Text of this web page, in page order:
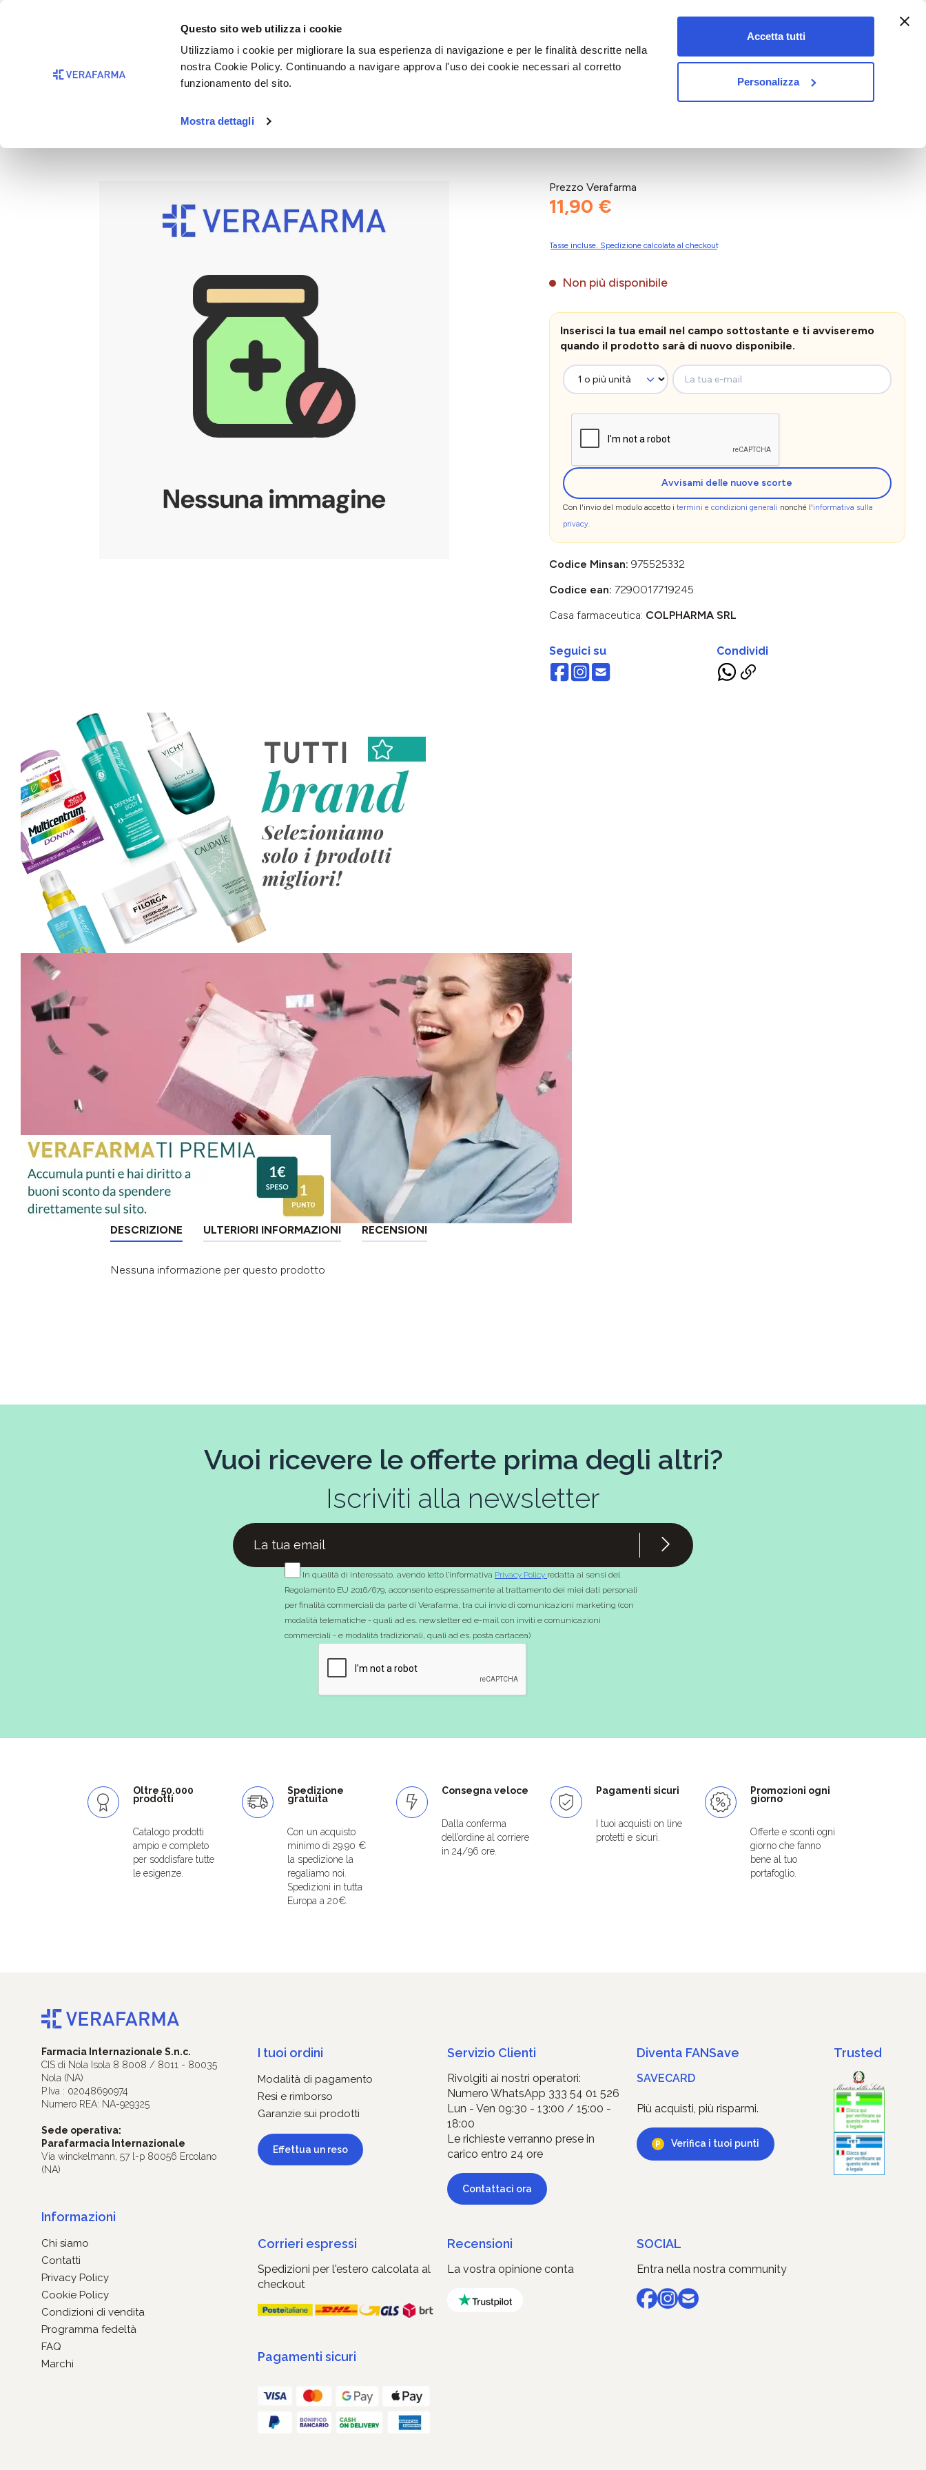
Questo sito web utilizza i cookie
Utilizziamo i cookie per migliorare la sua esperienza di navigazione e per le finalità descritte nella
nostra Cookie Policy. Continuando a navigare approva l'uso dei cookie necessari al corretto
funzionamento del sito.
Mostra dettagli
Accetta tutti
Personalizza
Passa alla navigazione principale
vet&pet
J BIMBI 2SUCCH BH 0-6M TR/ROSA
Prezzo Verafarma
11,90 €
Tasse incluse. Spedizione calcolata al checkout
Non più disponibile
Inserisci la tua email nel campo sottostante e ti avviseremo
quando il prodotto sarà di nuovo disponibile.
La tua e-mail
Avvisami delle nuove scorte
Con l'invio del modulo accetto i termini e condizioni generali nonché l'informativa sulla
privacy.
Codice Minsan: 975525332
Codice ean: 7290017719245
Casa farmaceutica: COLPHARMA SRL
Seguici su Condividi
DESCRIZIONE ULTERIORI INFORMAZIONI RECENSIONI
Nessuna informazione per questo prodotto
Vuoi ricevere le offerte prima degli altri?
Iscriviti alla newsletter
In qualità di interessato, avendo letto l’informativa Privacy Policy redatta ai sensi del
Regolamento EU 2016/679, acconsento espressamente al trattamento dei miei dati personali
per finalità commerciali da parte di Verafarma, tra cui invio di comunicazioni marketing (con
modalità telematiche - quali ad es. newsletter ed e-mail con inviti e comunicazioni
commerciali - e modalità tradizionali, quali ad es. posta cartacea)
Oltre 50.000
prodotti
Catalogo prodotti
ampio e completo
per soddisfare tutte
le esigenze.
Spedizione
gratuita
Con un acquisto
minimo di 29.90 €
la spedizione la
regaliamo noi.
Spedizioni in tutta
Europa a 20€.
Consegna veloce
Dalla conferma
dell’ordine al corriere
in 24/96 ore.
Pagamenti sicuri
I tuoi acquisti on line
protetti e sicuri.
Promozioni ogni
giorno
Offerte e sconti ogni
giorno che fanno
bene al tuo
portafoglio.
Farmacia Internazionale S.n.c.
CIS di Nola Isola 8 8008 / 8011 - 80035
Nola (NA)
P.Iva : 02048690974
Numero REA: NA-929325
Sede operativa:
Parafarmacia Internazionale
Via winckelmann, 57 l-p 80056 Ercolano
(NA)
Informazioni
Chi siamo
Contatti
Privacy Policy
Cookie Policy
Condizioni di vendita
Programma fedeltà
FAQ
Marchi
I tuoi ordini
Modalità di pagamento
Resi e rimborso
Garanzie sui prodotti
Effettua un reso
Servizio Clienti
Rivolgiti ai nostri operatori:
Numero WhatsApp 333 54 01 526
Lun - Ven 09:30 - 13:00 / 15:00 -
18:00
Le richieste verranno prese in
carico entro 24 ore
Contattaci ora
Diventa FANSave
SAVECARD
Più acquisti, più risparmi.
Verifica i tuoi punti
Corrieri espressi
Spedizioni per l'estero calcolata al
checkout
Recensioni
La vostra opinione conta
SOCIAL
Entra nella nostra community
Pagamenti sicuri
Trusted